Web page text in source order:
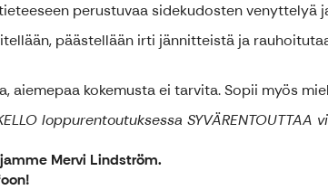
perustuvaa sidekudosten venyttelyä
päästellään irti jännitteistä ja
aiemepaa kokemusta ei tarvita. Sopii myös
loppurentoutuksessa SYVÄRENTOUTTAA
Mervi Lindström.